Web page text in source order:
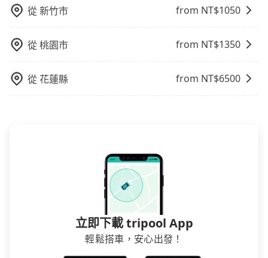
10人以上巴士，請來信洽詢。
從新竹市 from NT$1050
從桃園市 from NT$1350
從花蓮縣 from NT$6500
立即下載 tripool App
輕鬆搭車，安心出發！